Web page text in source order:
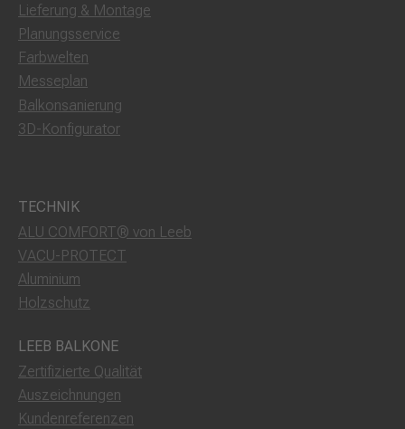
Lieferung & Montage
Planungsservice
Farbwelten
Messeplan
Balkonsanierung
3D-Konfigurator
TECHNIK
ALU COMFORT® von Leeb
VACU-PROTECT
Aluminium
Holzschutz
LEEB BALKONE
Zertifizierte Qualität
Auszeichnungen
Kundenreferenzen